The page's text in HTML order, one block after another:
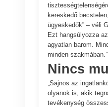
kereskedő
ügyeskedők” – véli
Ezt hangsúlyozza
agyatlan barom.
minden szakmában.”
Nincs
„Sajnos az
olyanok is, akik
tevékenység